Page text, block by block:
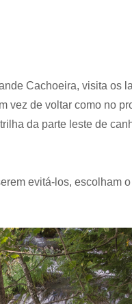
Cachoeira, visita os
vez de voltar como no
da parte leste de
evitá-los, escolham